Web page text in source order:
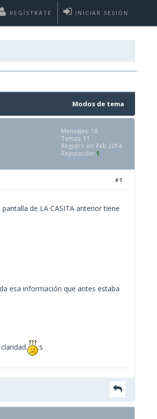
INICIAR SESIÓN
REGÍSTRATE
Modos de tema
Mensajes: 18
Temas: 11
Registro en: Feb 2014
Reputación: 1
#1
de LA CASITA anterior tiene
esa información que antes estaba
:s